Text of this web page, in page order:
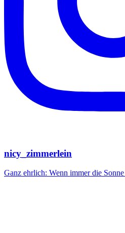
nicy_zimmerlein
Ganz ehrlich: Wenn immer die